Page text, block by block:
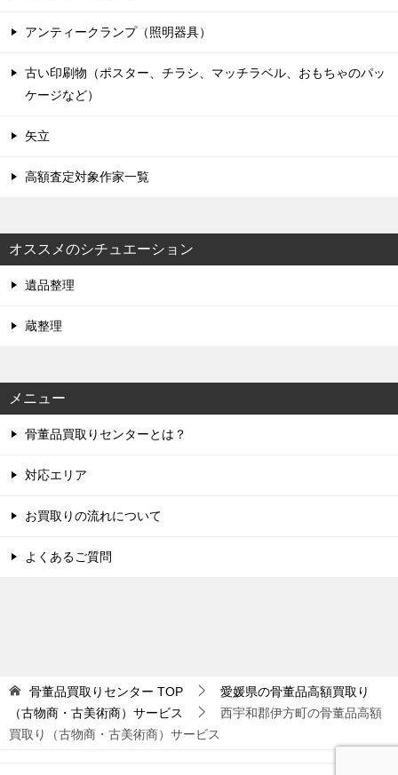
アンティークランプ（照明器具）
古い印刷物（ポスター、チラシ、マッチラベル、おもちゃのパッ
ケージなど）
矢立
高額査定対象作家一覧
オススメのシチュエーション
遺品整理
蔵整理
メニュー
骨董品買取りセンターとは？
対応エリア
お買取りの流れについて
よくあるご質問
骨董品買取りセンター TOP
愛媛県の骨董品高額買取り
（古物商・古美術商）サービス
西宇和郡伊方町の骨董品高額
買取り（古物商・古美術商）サービス